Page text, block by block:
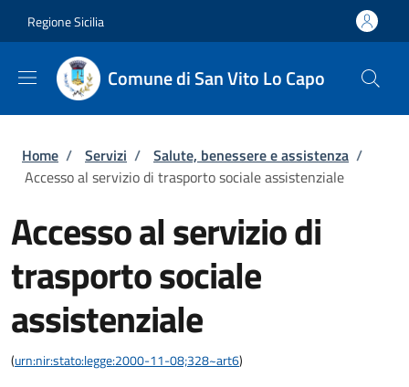
Regione Sicilia
Comune di San Vito Lo Capo
Briciole di pane
Home / Servizi / Salute, benessere e assistenza /
Accesso al servizio di trasporto sociale assistenziale
Accesso al servizio di
trasporto sociale
assistenziale
(urn:nir:stato:legge:2000-11-08;328~art6)